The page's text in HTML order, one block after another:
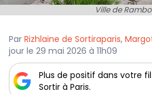
Ville de
Par Rizhlaine de Sortiraparis,
jour le 29 mai 2026 à 11h09
Plus de positif dans votre
Sortir à Paris.